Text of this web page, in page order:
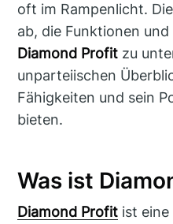
oft im Rampenlicht.
ab, die Funktionen
Diamond Profit zu
unparteiischen
Fähigkeiten und sein
bieten.
Was ist
Diamond Profit ist